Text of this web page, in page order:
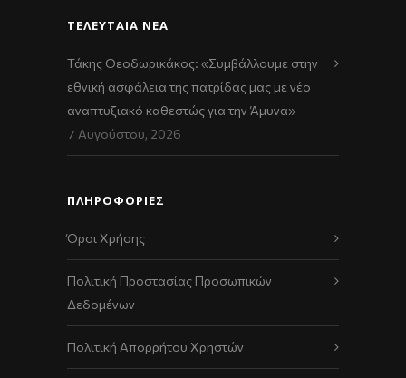
ΤΕΛΕΥΤΑΊΑ ΝΈΑ
Τάκης Θεοδωρικάκος: «Συμβάλλουμε στην
εθνική ασφάλεια της πατρίδας μας με νέο
αναπτυξιακό καθεστώς για την Άμυνα»
7 Αυγούστου, 2026
ΠΛΗΡΟΦΟΡΙΕΣ
Όροι Χρήσης
Πολιτική Προστασίας Προσωπικών
Δεδομένων
Πολιτική Απορρήτου Χρηστών